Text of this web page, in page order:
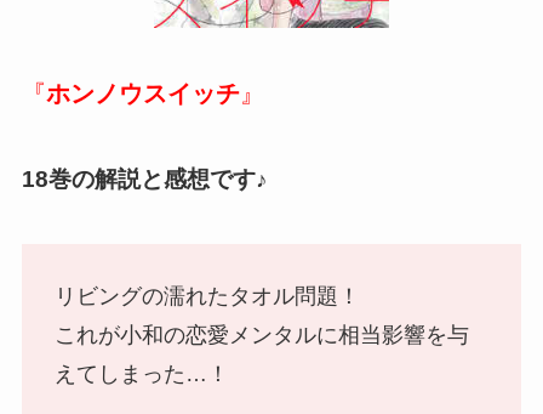
『ホンノウスイッチ』
18巻の解説と感想です♪
リビングの濡れたタオル問題！
これが小和の恋愛メンタルに相当影響を与
えてしまった…！